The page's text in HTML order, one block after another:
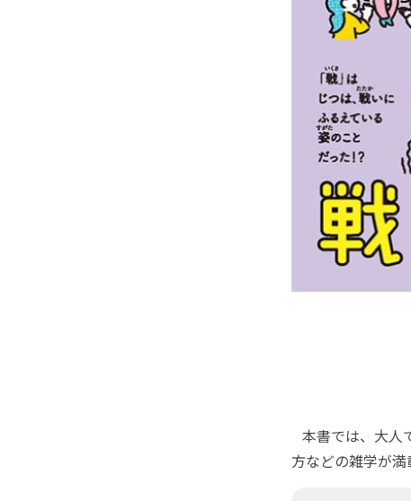
本書では、大人
方などの雑学が満